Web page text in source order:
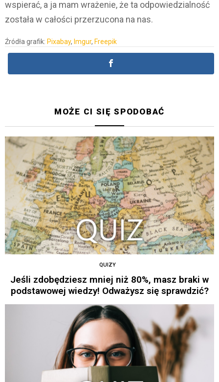
wspierać, a ja mam wrażenie, że ta odpowiedzialność
została w całości przerzucona na nas.
Źródła grafik: Pixabay, Imgur, Freepik
MOŻE CI SIĘ SPODOBAĆ
QUIZY
Jeśli zdobędziesz mniej niż 80%, masz braki w
podstawowej wiedzy! Odważysz się sprawdzić?